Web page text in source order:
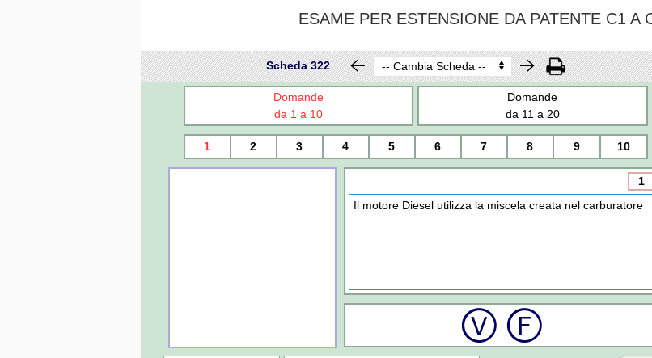
ESAME PER ESTENSIONE DA PATENTE C1 A
Scheda 322
Domande
da 1 a 10
Domande
da 11 a 20
1 2 3 4 5 6 7 8 9 10
1
Il motore Diesel utilizza la miscela creata nel carburatore